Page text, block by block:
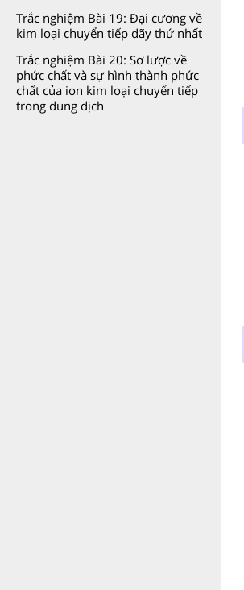
Trắc nghiệm Bài 19: Đại cương về
kim loại chuyển tiếp dãy thứ nhất
Trắc nghiệm Bài 20: Sơ lược về
phức chất và sự hình thành phức
chất của ion kim loại chuyển tiếp
trong dung dịch